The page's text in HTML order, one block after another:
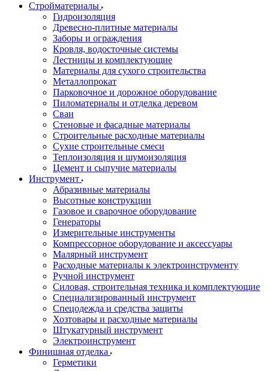
Стройматериалы
Гидроизоляция
Древесно-плитные материалы
Заборы и ограждения
Кровля, водосточные системы
Лестницы и комплектующие
Материалы для сухого строительства
Металлопрокат
Парковочное и дорожное оборудование
Пиломатериалы и отделка деревом
Сваи
Стеновые и фасадные материалы
Строительные расходные материалы
Сухие строительные смеси
Теплоизоляция и шумоизоляция
Цемент и сыпучие материалы
Инструмент
Абразивные материалы
Высотные конструкции
Газовое и сварочное оборудование
Генераторы
Измерительные инструменты
Компрессорное оборудование и аксессуары
Малярный инструмент
Расходные материалы к электроинструменту
Ручной инструмент
Силовая, строительная техника и комплектующие
Специализированный инструмент
Спецодежда и средства защиты
Хозтовары и расходные материалы
Штукатурный инструмент
Электроинструмент
Финишная отделка
Герметики